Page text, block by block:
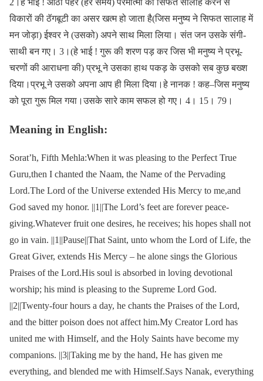
विकारों की ठॅगबूटी का असर खत्म हो जाता है(जिस मनुष्य ने सिफत सालाह में
मन जोड़ा) ईश्वर ने (उसको) अपने साथ मिला लिया। संत जन उसके संगी-
साथी बन गए। 3।(हे भाई ! गुरू की शरण पड़ कर जिस भी मनुष्य ने प्रभू-
चरणों की आराधना की) प्रभू ने उसका हाथ पकड़ के उसको सब कुछ बख्श
दिया।प्रभू ने उसको अपना आप ही मिला दिया।हे नानक ! कह–जिस मनुष्य
को पूरा गुरू मिल गया।उसके सारे काम सफल हो गए। 4। 15। 79।
Meaning in English:
Sorat’h, Fifth Mehla:When it was pleasing to the Perfect True
Guru,then I chanted the Naam, the Name of the Pervading
Lord.The Lord of the Universe extended His Mercy to me,and
God saved my honor. ||1||The Lord’s feet are forever peace-
giving.Whatever fruit one desires, he receives; his hopes shall not
go in vain. ||1||Pause||That Saint, unto whom the Lord of Life, the
Great Giver, extends His Mercy – he alone sings the Glorious
Praises of the Lord.His soul is absorbed in loving devotional
worship; his mind is pleasing to the Supreme Lord God.
||2||Twenty-four hours a day, he chants the Praises of the Lord,
and the bitter poison does not affect him.My Creator Lord has
united me with Himself, and the Holy Saints have become my
companions. ||3||Taking me by the hand, He has given me
everything, and blended me with Himself.Says Nanak, everything